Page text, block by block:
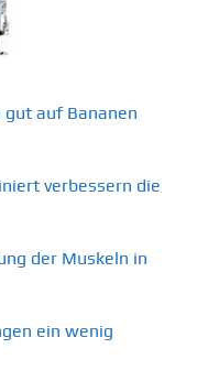
auf Bananen
verbessern die
der Muskeln in
ein wenig